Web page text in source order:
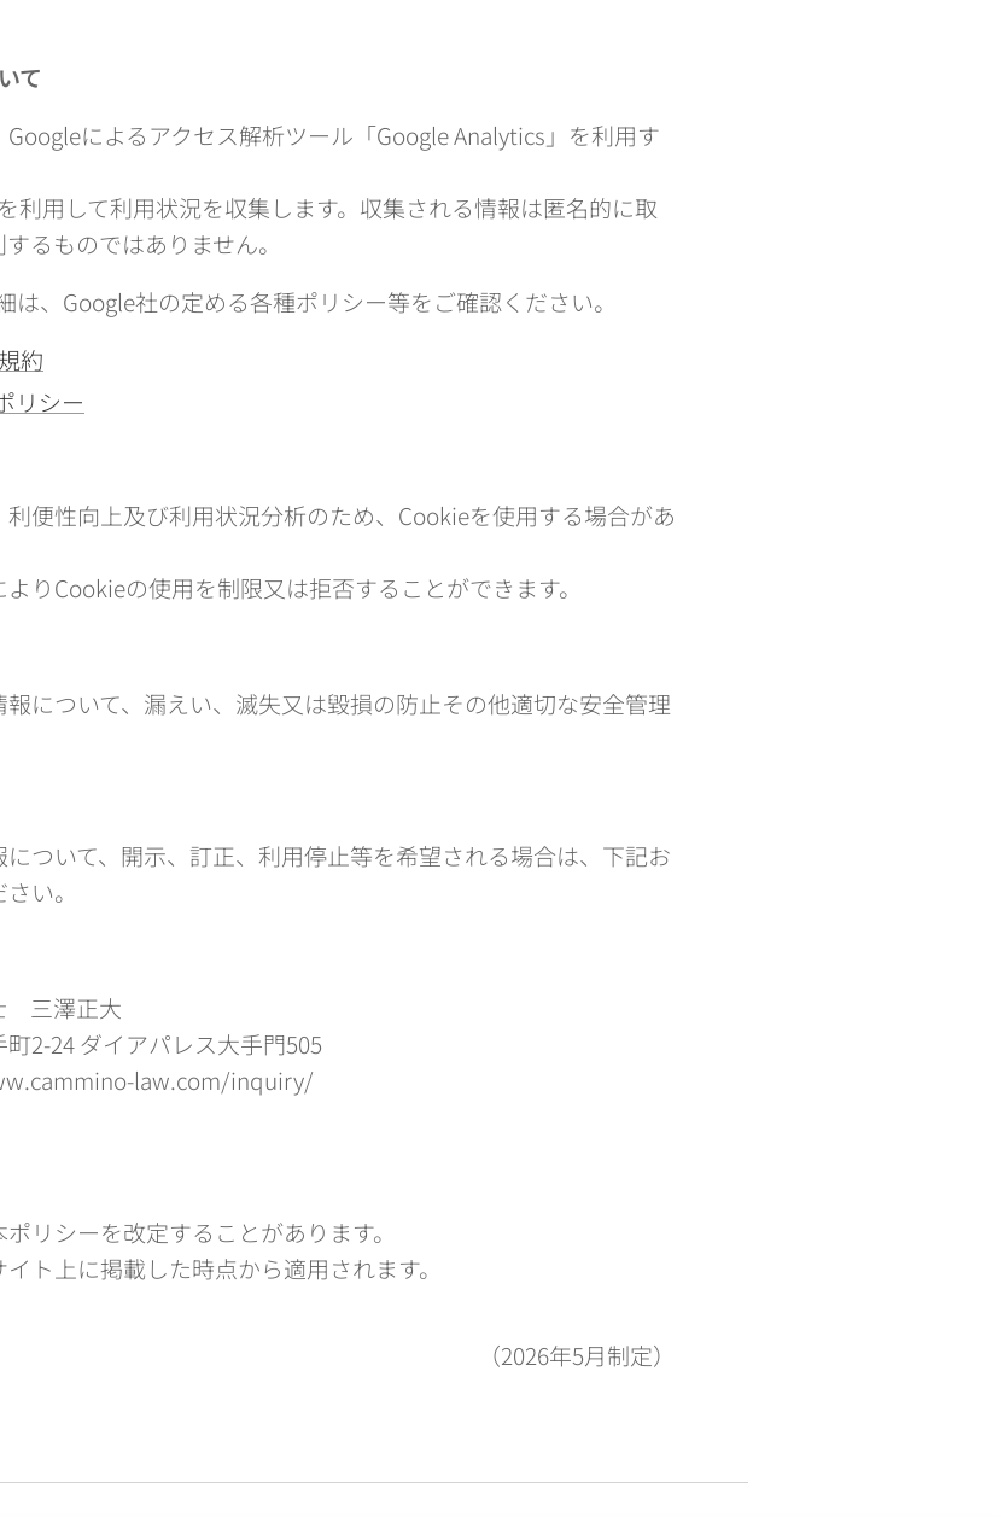
て
によるアクセス解析ツール「Google Analytics」を利用す
利用して利用状況を収集します。収集される情報は匿名的に取
るものではありません。
は、Google社の定める各種ポリシー等をご確認ください。
約
リシー
便性向上及び利用状況分析のため、Cookieを使用する場合があ
りCookieの使用を制限又は拒否することができます。
について、漏えい、滅失又は毀損の防止その他適切な安全管理
ついて、開示、訂正、利用停止等を希望される場合は、下記お
い。
三澤正大
町2-24 ダイアパレス大手門505
law.com/inquiry/
リシーを改定することがあります。
ト上に掲載した時点から適用されます。
（2026年5月制定）